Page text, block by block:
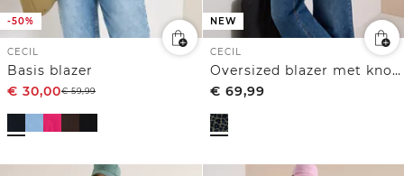
-50%
CECIL
Basis blazer
€ 30,00€59,99
NEW
CECIL
Oversized blazer met knopen en print
€ 69,99